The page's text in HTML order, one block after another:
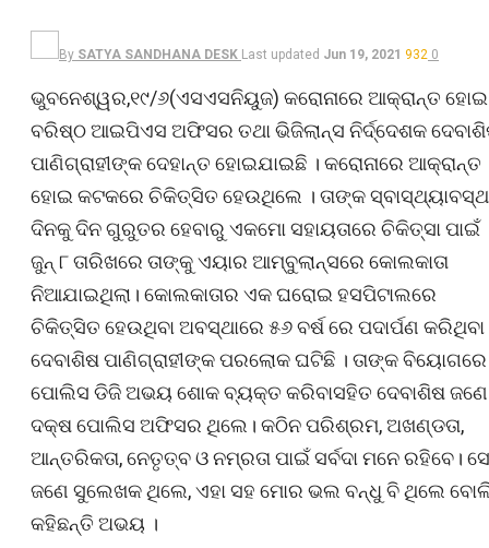
By SATYA SANDHANA DESK Last updated Jun 19, 2021 932 0
ଭୁବନେଶ୍ୱର,୧୯/୬(ଏସଏସନିୟୁଜ) କରୋନାରେ ଆକ୍ରାନ୍ତ ହୋଇ
ବରିଷ୍ଠ ଆଇପିଏସ ଅଫିସର ତଥା ଭିଜିଲାନ୍ସ ନିର୍ଦ୍ଦେଶକ
ପାଣିଗ୍ରାହୀଙ୍କ ଦେହାନ୍ତ ହୋଇଯାଇଛି । କରୋନାରେ ଆକ୍ରାନ୍ତ
ହୋଇ କଟକରେ ଚିକିତ୍ସିତ ହେଉଥିଲେ । ତାଙ୍କ
ଦିନକୁ ଦିନ ଗୁରୁତର ହେବାରୁ ‌ଏକମୋ ସହାୟତାରେ ଚିକିତ୍ସା ପାଇଁ
ଜୁନ୍ ୮ ତାରିଖରେ ତାଙ୍କୁ ଏୟାର ଆମ୍ବୁଲାନ୍ସରେ କୋଲକାତା
ନିଆଯାଇଥିଲା। କୋଲକାତାର ଏକ ଘରୋଇ ହସପିଟାଲରେ
ଚିକିତ୍ସିତ ହେଉଥିବା ଅବସ୍ଥାରେ ୫୬ ବର୍ଷ ରେ ପଦାର୍ପଣ କରିଥିବା
ଦେବାଶିଷ ପାଣିଗ୍ରାହୀଙ୍କ ପରଲୋକ ଘଟିଛି । ତାଙ୍କ ବିୟୋଗରେ
ପୋଲିସ ଡିଜି ଅଭୟ ଶୋକ ବ୍ୟକ୍ତ କରିବାସହିତ ଦେବାଶିଷ ଜଣେ
ଦକ୍ଷ ପୋଲିସ ଅଫିସର ଥିଲେ। କଠିନ ପରିଶ୍ରମ, ଅଖଣ୍ଡତା,
ଆନ୍ତରିକତା, ନେତୃତ୍ବ ଓ ନମ୍ରତା ପାଇଁ ସର୍ବଦା ମନେ ରହିବେ। ସେ
ଜଣେ ସୁଲେଖକ ଥିଲେ, ଏହା ସହ ମୋର ଭଲ ବନ୍ଧୁ ବି ଥିଲେ
କହିଛନ୍ତି ଅଭୟ ।